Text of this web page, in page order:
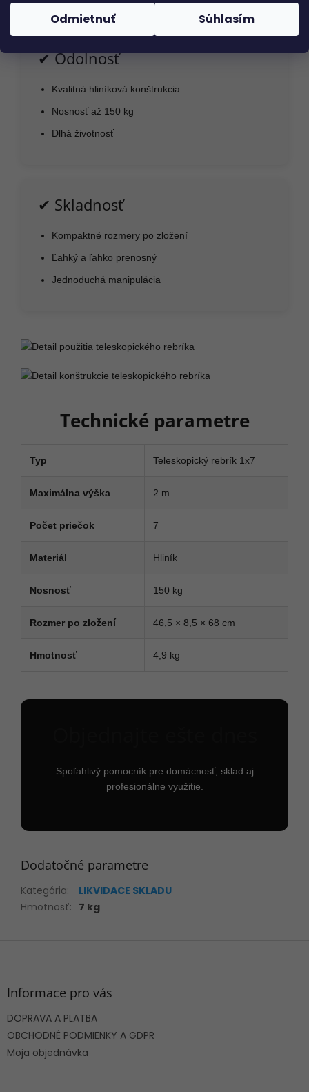
Odmietnuť Súhlasím
✔ Odolnosť
Kvalitná hliníková konštrukcia
Nosnosť až 150 kg
Dlhá životnosť
✔ Skladnosť
Kompaktné rozmery po zložení
Ľahký a ľahko prenosný
Jednoduchá manipulácia
Technické parametre
Typ Teleskopický rebrík 1x7
Maximálna výška 2 m
Počet priečok 7
Materiál Hliník
Nosnosť 150 kg
Rozmer po zložení 46,5 × 8,5 × 68 cm
Hmotnosť 4,9 kg
Spoľahlivý pomocník pre domácnosť, sklad aj
profesionálne využitie.
Dodatočné parametre
Kategória:
LIKVIDACE SKLADU
Hmotnosť: 7 kg
Informace pro vás
DOPRAVA A PLATBA
OBCHODNÉ PODMIENKY A GDPR
Moja objednávka